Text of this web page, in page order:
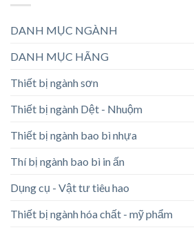
DANH MỤC NGÀNH
DANH MỤC HÃNG
Thiết bị ngành sơn
Thiết bị ngành Dệt - Nhuộm
Thiết bị ngành bao bì nhựa
Thí bị ngành bao bì in ấn
Dụng cụ - Vật tư tiêu hao
Thiết bị ngành hóa chất - mỹ phẩm